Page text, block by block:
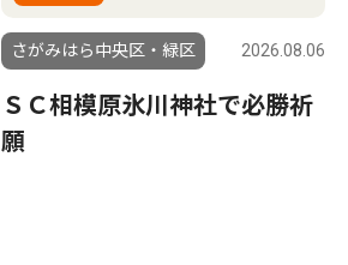
さがみはら中央区・緑区 2026.08.06
ＳＣ相模原氷川神社で必勝祈
願